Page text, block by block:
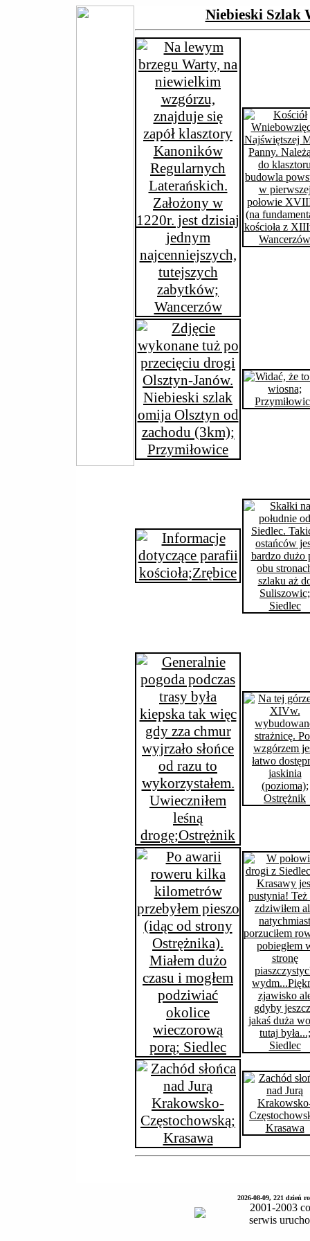
Niebieski Szlak
2026-08-09, 221 dzień
2001-2003
serwis